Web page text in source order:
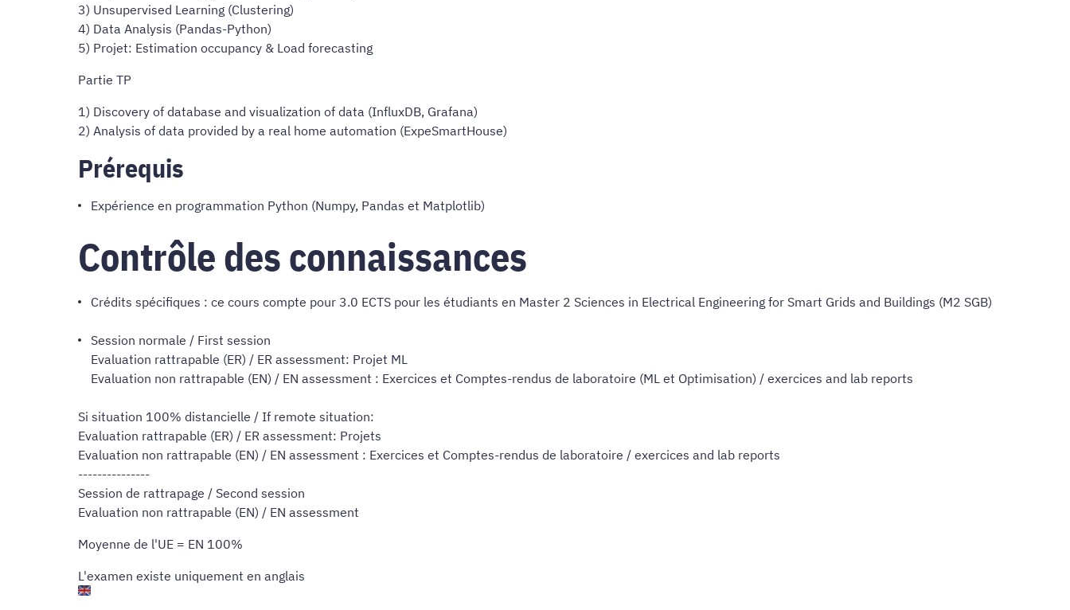
3) Unsupervised Learning (Clustering)
4) Data Analysis (Pandas-Python)
5) Projet: Estimation occupancy & Load forecasting
Partie TP
1) Discovery of database and visualization of data (InfluxDB, Grafana)
2) Analysis of data provided by a real home automation (ExpeSmartHouse)
Prérequis
Expérience en programmation Python (Numpy, Pandas et Matplotlib)
Contrôle des connaissances
Crédits spécifiques : ce cours compte pour 3.0 ECTS pour les étudiants en Master 2 Sciences in Electrical Engineering for Smart Grids and Buildings (M2 SGB)
Session normale / First session
Evaluation rattrapable (ER) / ER assessment: Projet ML
Evaluation non rattrapable (EN) / EN assessment : Exercices et Comptes-rendus de laboratoire (ML et Optimisation) / exercices and lab reports
Si situation 100% distancielle / If remote situation:
Evaluation rattrapable (ER) / ER assessment: Projets
Evaluation non rattrapable (EN) / EN assessment : Exercices et Comptes-rendus de laboratoire / exercices and lab reports
---------------
Session de rattrapage / Second session
Evaluation non rattrapable (EN) / EN assessment
Moyenne de l'UE = EN 100%
L'examen existe uniquement en anglais